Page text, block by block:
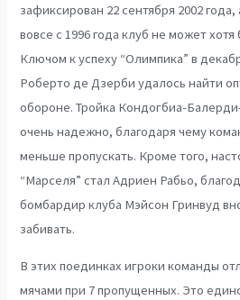
зафиксирован 22 сентября 2002
вовсе с 1996 года клуб не может хотя
Ключом к успеху “Олимпика” в
Роберто де Дзерби удалось найти
обороне. Тройка Кондогбиа-
очень надежно, благодаря чему
меньше пропускать. Кроме того,
“Марселя” стал Адриен Рабьо,
бомбардир клуба Мэйсон Гринвуд
забивать.
В этих поединках игроки команды
мячами при 7 пропущенных. Это